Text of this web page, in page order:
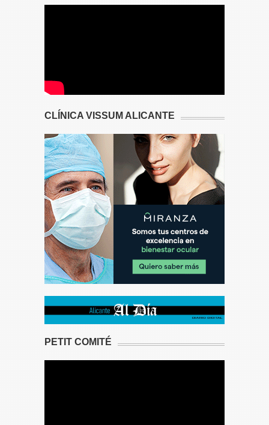
CLÍNICA VISSUM ALICANTE
PETIT COMITÉ